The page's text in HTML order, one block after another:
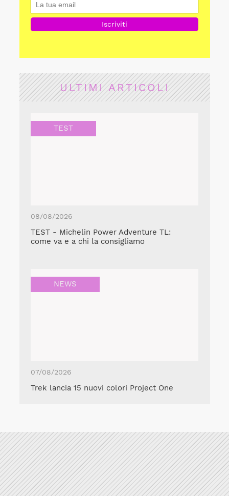
ULTIMI ARTICOLI
TEST
08/08/2026
TEST - Michelin Power Adventure TL:
come va e a chi la consigliamo
NEWS
07/08/2026
Trek lancia 15 nuovi colori Project One